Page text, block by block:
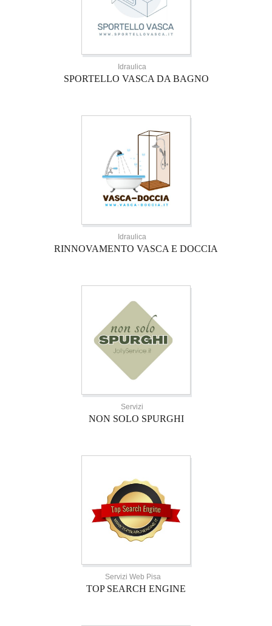
Idraulica
SPORTELLO VASCA DA BAGNO
Idraulica
RINNOVAMENTO VASCA E DOCCIA
Servizi
NON SOLO SPURGHI
Servizi Web Pisa
TOP SEARCH ENGINE